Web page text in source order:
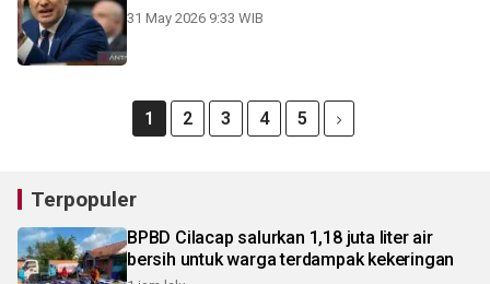
31 May 2026 9:33 WIB
1 2 3 4 5
Terpopuler
BPBD Cilacap salurkan 1,18 juta liter air
bersih untuk warga terdampak kekeringan